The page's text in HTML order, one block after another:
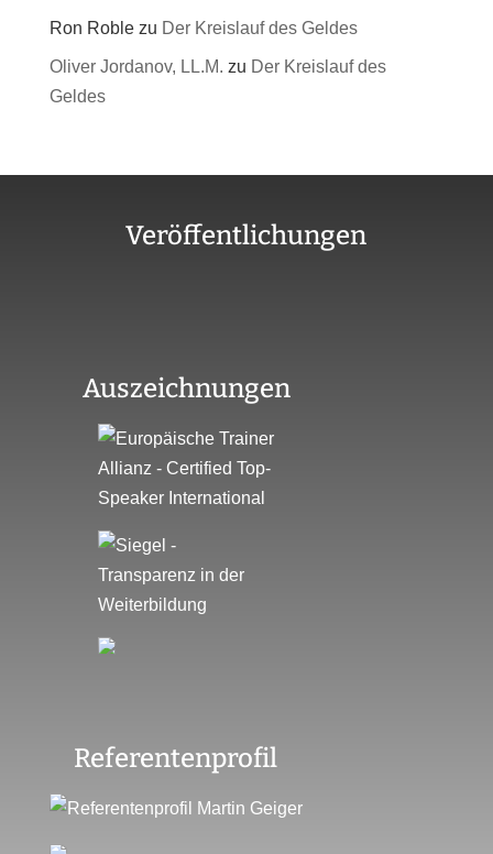
Ron Roblezu Der Kreislauf des Geldes
Oliver Jordanov, LL.M. zu Der Kreislauf des
Geldes
Veröffentlichungen
Auszeichnungen
Referentenprofil